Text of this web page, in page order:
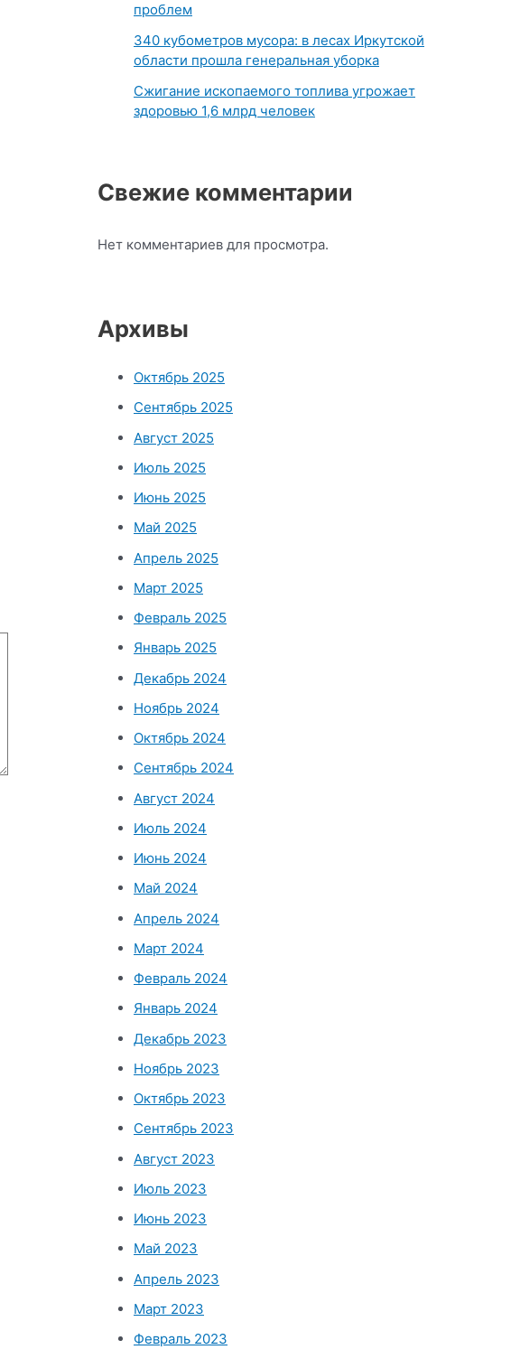
проблем
340 кубометров мусора: в лесах Иркутской
области прошла генеральная уборка
Сжигание ископаемого топлива угрожает
здоровью 1,6 млрд человек
Свежие комментарии
Нет комментариев для просмотра.
Архивы
Октябрь 2025
Сентябрь 2025
Август 2025
Июль 2025
Июнь 2025
Май 2025
Апрель 2025
Март 2025
Февраль 2025
Январь 2025
Декабрь 2024
Ноябрь 2024
Октябрь 2024
Сентябрь 2024
Август 2024
Июль 2024
Июнь 2024
Май 2024
Апрель 2024
Март 2024
Февраль 2024
Январь 2024
Декабрь 2023
Ноябрь 2023
Октябрь 2023
Сентябрь 2023
Август 2023
Июль 2023
Июнь 2023
Май 2023
Апрель 2023
Март 2023
Февраль 2023